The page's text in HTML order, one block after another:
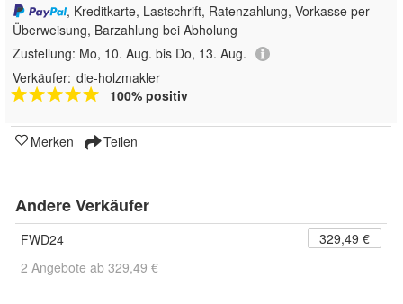
, Kreditkarte, Lastschrift, Ratenzahlung, Vorkasse per
Überweisung, Barzahlung bei Abholung
Zustellung: Mo, 10. Aug. bis Do, 13. Aug.
Verkäufer: die-holzmakler
100% positiv
Merken Teilen
Andere Verkäufer
FWD24
329,49 €
2 Angebote ab 329,49 €